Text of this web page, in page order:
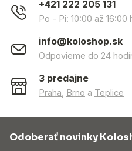
+421 222 205 131
Po - Pi: 10:00 až 16:00
info@koloshop.sk
Odpovieme do 24
3 predajne
Praha Brno a Teplice
Odoberať novinky